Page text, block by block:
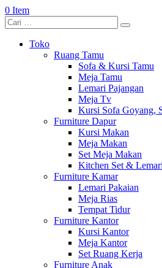
0 Item
Toko
Ruang Tamu
Sofa & Kursi Tamu
Meja Tamu
Lemari Pajangan
Meja Tv
Kursi Sofa Goyang,
Furniture Dapur
Kursi Makan
Meja Makan
Set Meja Makan
Kitchen Set &
Furniture Kamar
Lemari Pakaian
Meja Rias
Tempat Tidur
Furniture Kantor
Kursi Kantor
Meja Kantor
Set Ruang Kerja
Furniture Anak